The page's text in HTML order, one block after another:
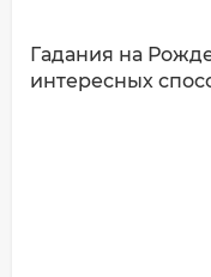
Гадания на
интересных